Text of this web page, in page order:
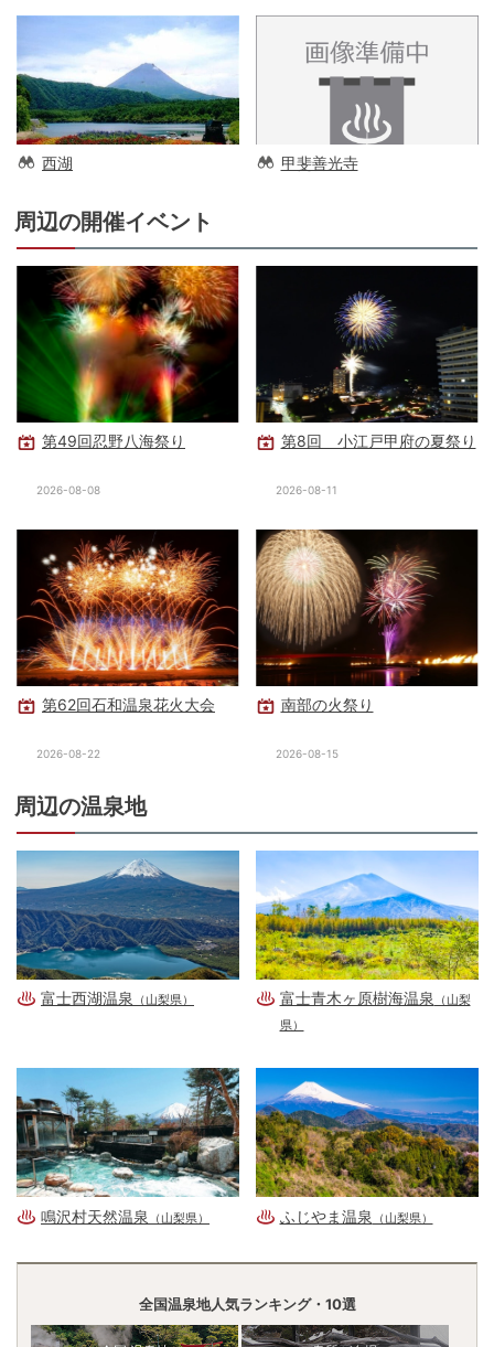
西湖 甲斐善光寺
周辺の開催イベント
第49回忍野八海祭り
2026-08-08
第8回 小江戸甲府の夏祭り
2026-08-11
第62回石和温泉花火大会
2026-08-22
南部の火祭り
2026-08-15
周辺の温泉地
富士西湖温泉 （山梨県） 富士青木ヶ原樹海温泉 （山梨
県）
鳴沢村天然温泉 （山梨県） ふじやま温泉 （山梨県）
全国温泉地人気ランキング・10選